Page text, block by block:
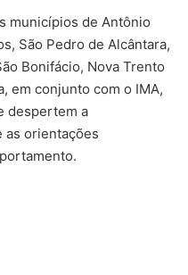
municípios de Antônio
São Pedro de Alcântara,
Bonifácio, Nova Trento
em conjunto com o IMA,
despertem a
as orientações